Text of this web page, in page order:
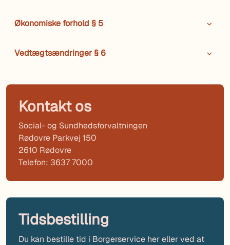
Økonomiske forhold § 5
Vedtægtsændringer § 6
Kontakt os
Social- og Sundhedsforvaltningen
Rødovre Parkvej 150
2610 Rødovre
Telefon: 3637 7000
Tidsbestilling
Du kan bestille tid i Borgerservice her eller ved at